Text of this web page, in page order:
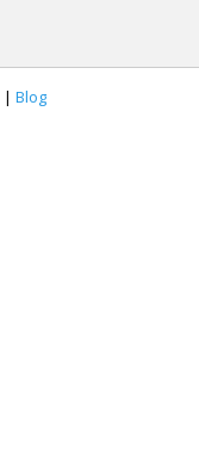
| Blog